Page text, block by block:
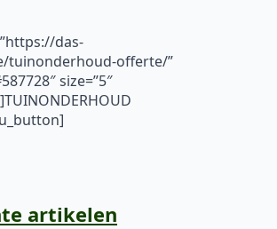
das-
tuinonderhoud-offerte/”
size=”5″
artikelen